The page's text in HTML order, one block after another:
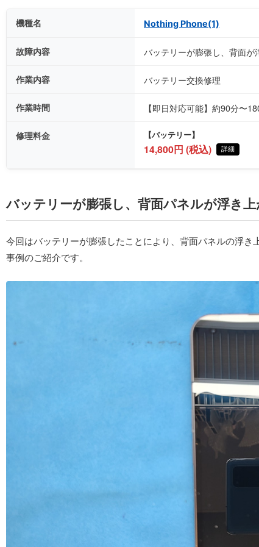
機種名 Nothing Phone(1)
故障内容 バッテリーが膨張し、背面が
作業内容 バッテリー交換修理
作業時間 【即日対応可能】約90分〜
修理料金 【バッテリー】
14,800円 (税込) 詳細
バッテリーが膨張し、背面パネルが浮き
今回はバッテリーが膨張したことにより、背面パネルの浮
事例のご紹介です。